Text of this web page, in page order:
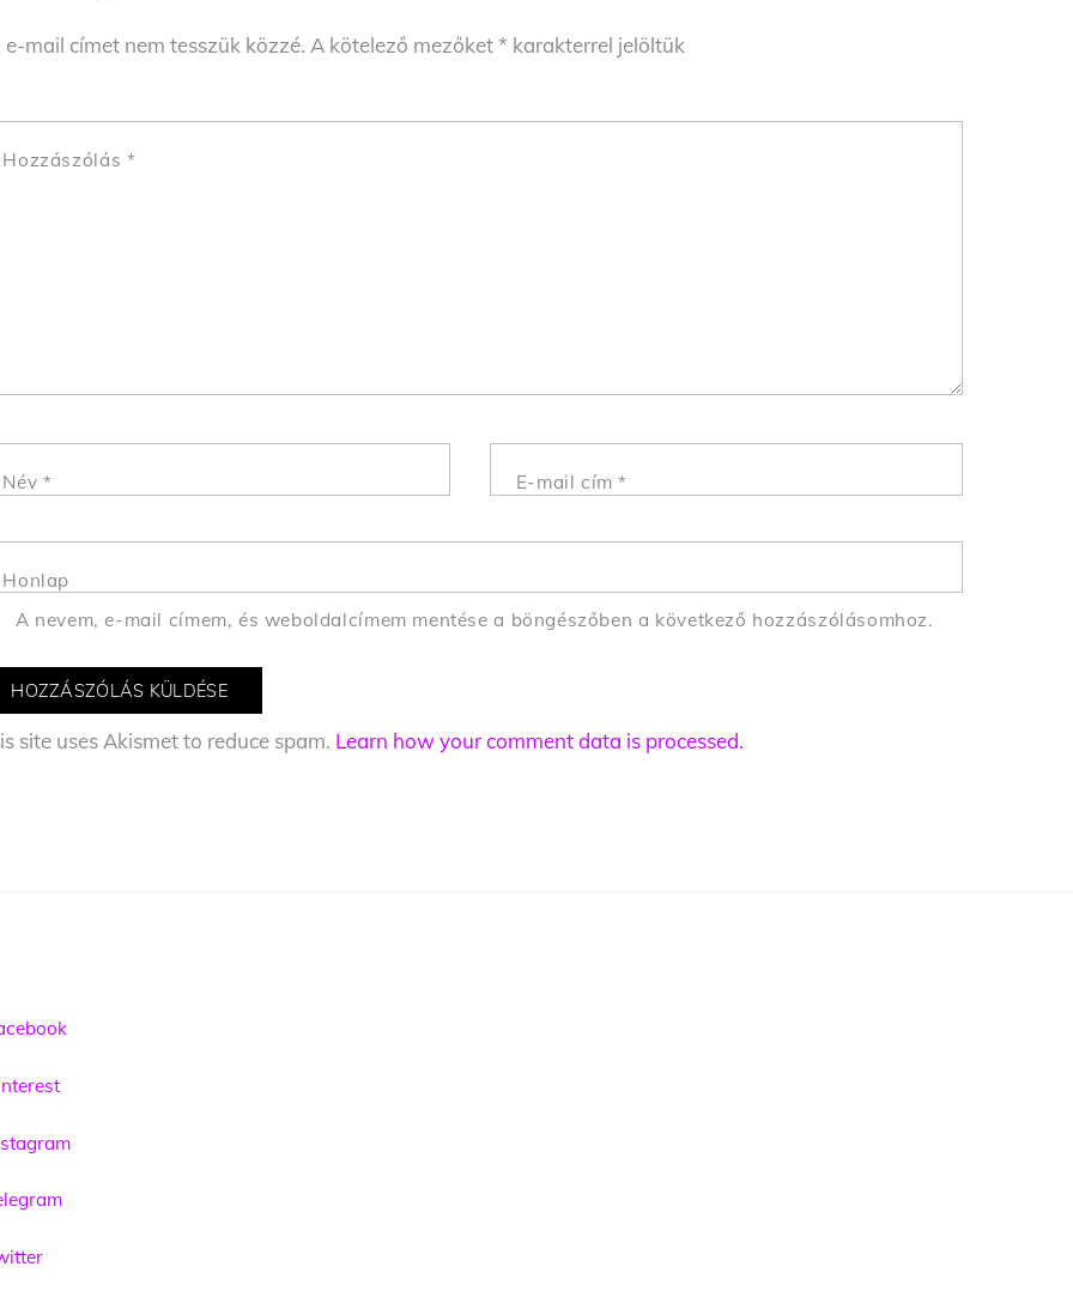
e-mail címet nem tesszük közzé. A kötelező mezőket* karakterrel jelöltük
Hozzászólás *
Név * E-mail cím*
Honlap
A nevem, e-mail címem, és weboldalcímem mentése a böngészőben a következő hozzászólásomhoz.
site uses Akismet to reduce spam. Learn how your comment data is processed.